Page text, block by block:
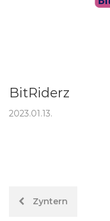
BitRiderz
2023.01.13.
Hozzászólás
Zyntern